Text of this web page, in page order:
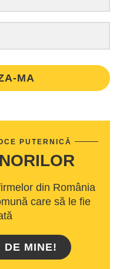
MA
PUTERNICĂ
din România
care să le fie
DE MINE!